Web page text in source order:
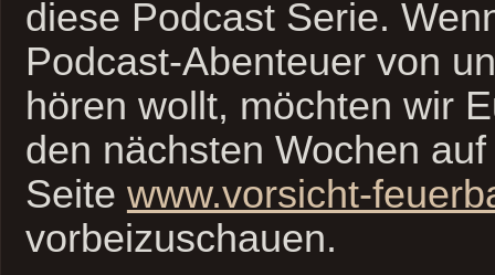
diese Podcast Serie.
Podcast-Abenteuer von
hören wollt, möchten wir
den nächsten Wochen
Seite www.vorsicht-
vorbeizuschauen.